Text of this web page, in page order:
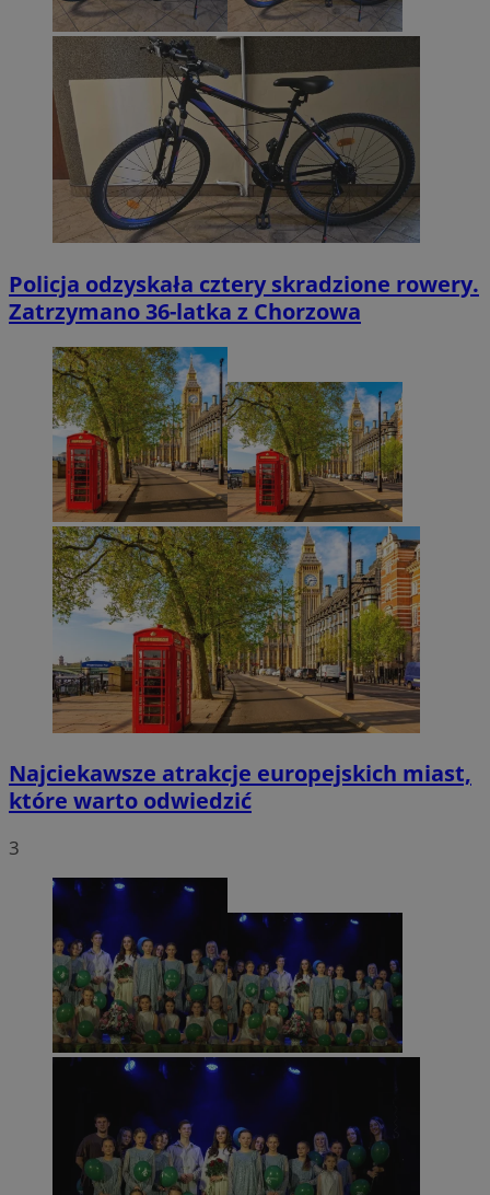
Policja odzyskała cztery skradzione rowery.
Zatrzymano 36-latka z Chorzowa
Najciekawsze atrakcje europejskich miast,
które warto odwiedzić
3